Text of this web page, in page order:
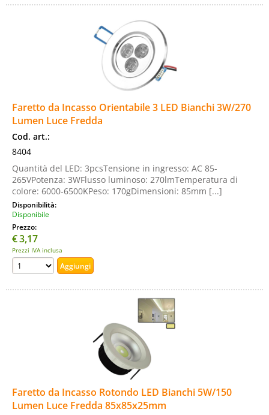
Faretto da Incasso Orientabile 3 LED Bianchi 3W/270
Lumen Luce Fredda
Cod. art.:
8404
Quantità del LED: 3pcsTensione in ingresso: AC 85-
265VPotenza: 3WFlusso luminoso: 270lmTemperatura di
colore: 6000-6500KPeso: 170gDimensioni: 85mm [...]
Disponibilità:
Disponibile
Prezzo:
€3,17
Prezzi IVA inclusa
Faretto da Incasso Rotondo LED Bianchi 5W/150
Lumen Luce Fredda 85x85x25mm